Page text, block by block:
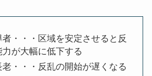
・・・区域を安定させると反
が大幅に低下する
・・・反乱の開始が遅くなる